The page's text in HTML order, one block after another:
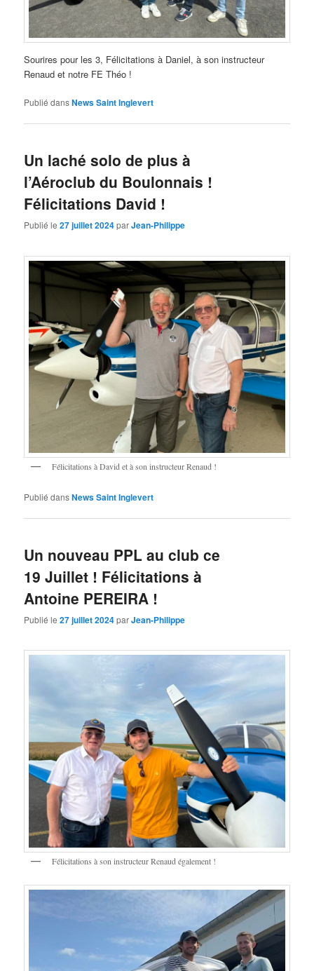
Sourires pour les 3, Félicitations à Daniel, à son instructeur
Renaud et notre FE Théo !
Publié dansNews Saint Inglevert
Un laché solo de plus à
l’Aéroclub du Boulonnais !
Félicitations David !
Publié le27 juillet 2024parJean-Philippe
Félicitations à David et à son instructeur Renaud !
Publié dansNews Saint Inglevert
Un nouveau PPL au club ce
19 Juillet ! Félicitations à
Antoine PEREIRA !
Publié le27 juillet 2024parJean-Philippe
Félicitations à son instructeur Renaud également !